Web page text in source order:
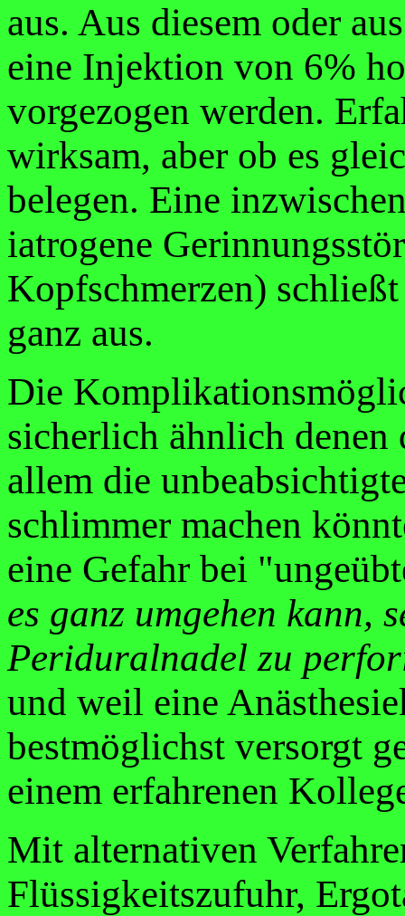
aus. Aus diesem oder
eine Injektion von 6%
vorgezogen werden.
wirksam, aber ob es
belegen. Eine
iatrogene
Kopfschmerzen)
ganz aus.
Die
sicherlich ähnlich denen
allem die
schlimmer machen
eine Gefahr bei
es ganz umgehen kann,
Periduralnadel zu
und weil eine
bestmöglichst versorgt
einem erfahrenen
Mit alternativen
Flüssigkeitszufuhr,